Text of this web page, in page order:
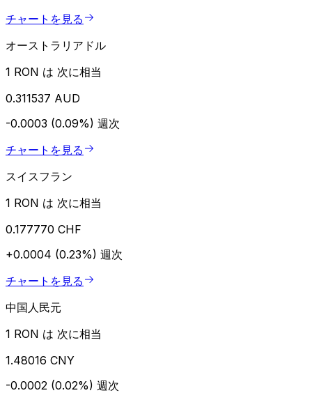
チャートを見る
オーストラリアドル
1 RON は 次に相当
0.311537 AUD
-0.0003 (0.09%) 週次
チャートを見る
スイスフラン
1 RON は 次に相当
0.177770 CHF
+0.0004 (0.23%) 週次
チャートを見る
中国人民元
1 RON は 次に相当
1.48016 CNY
-0.0002 (0.02%) 週次